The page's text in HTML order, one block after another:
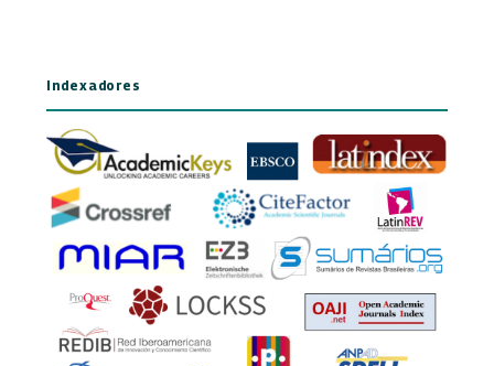
Indexadores